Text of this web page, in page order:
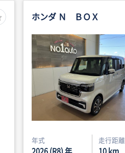
ホンダ Ｎ ＢＯＸ
年式 走行距離